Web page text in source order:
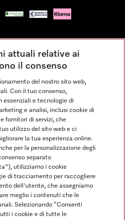
MESI CON OPZIONE 10 E TASSO
attuali relative ai
il consenso
del nostro sito web,
Con il tuo consenso,
essenziali e tecnologie di
e analisi, inclusi cookie di
fornitori di servizi, che
utilizzo del sito web e ci
la tua esperienza online.
per la personalizzazione degli
separato
utilizziamo i cookie
di tracciamento per raccogliere
dell'utente, che assegniamo
meglio i contenuti che le
Selezionando “Consenti
i cookie e di tutte le